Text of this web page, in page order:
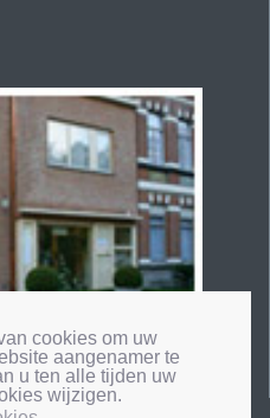
cookies om uw
aangenamer te
u ten alle tijden uw
wijzigen.